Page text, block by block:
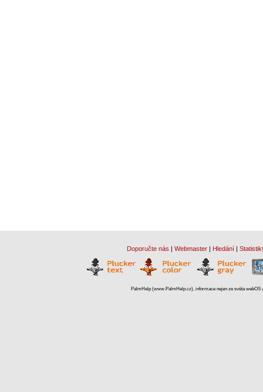
Doporučte nás | Webmaster | Hledání |
PalmHelp (www.PalmHelp.cz), informace nejen ze světa